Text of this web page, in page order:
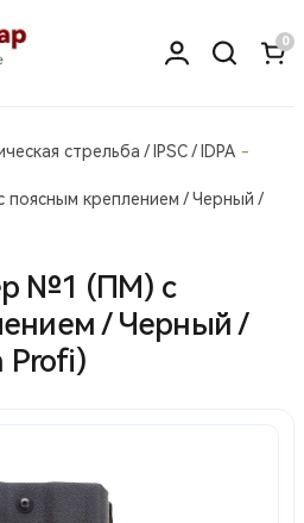
0
стрельба / IPSC / IDPA
креплением / Черный /
№1 (ПМ) с
/ Черный /
Profi)